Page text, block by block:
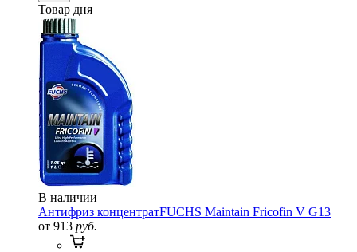
Товар дня
В наличии
Антифриз концентратFUCHS Maintain Fricofin V G13
от 913 руб.